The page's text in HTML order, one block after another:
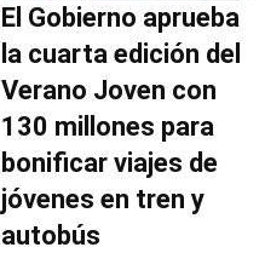
El Gobierno aprueba
la cuarta edición del
Verano Joven con
130 millones para
bonificar viajes de
jóvenes en tren y
autobús